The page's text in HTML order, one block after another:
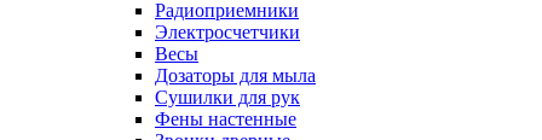
Радиоприемники
Электросчетчики
Весы
Дозаторы для мыла
Сушилки для рук
Фены настенные